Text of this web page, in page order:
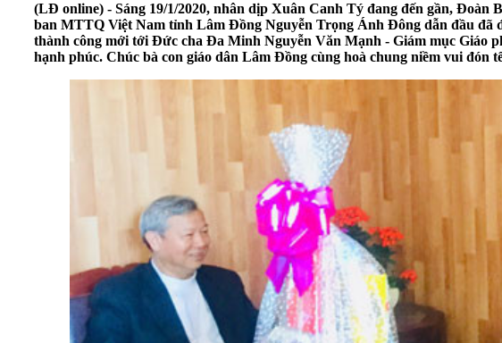
(LĐ online) - Sáng 19/1/2020, nhân dịp Xuân Canh Tý đang đến gần,
ban MTTQ Việt Nam tỉnh Lâm Đồng Nguyễn Trọng Ánh Đông dẫn đầu đã
thành công mới tới Đức cha Đa Minh Nguyễn Văn Mạnh - Giám mục Giáo
hạnh phúc. Chúc bà con giáo dân Lâm Đồng cùng hoà chung niềm vui